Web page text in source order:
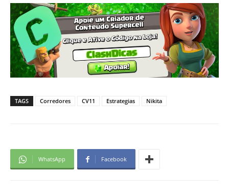
TAGS Corredores CV11 Estrategias Nikita
WhatsApp Facebook